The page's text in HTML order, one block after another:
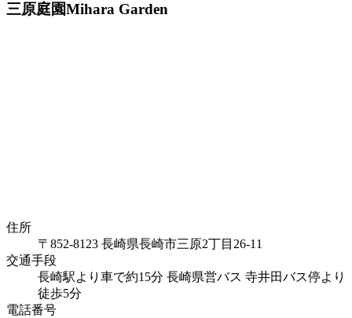
三原庭園Mihara Garden
住所
〒852-8123 長崎県長崎市三原2丁目26-11
交通手段
長崎駅より車で約15分 長崎県営バス 寺井田バス停より
徒歩5分
電話番号